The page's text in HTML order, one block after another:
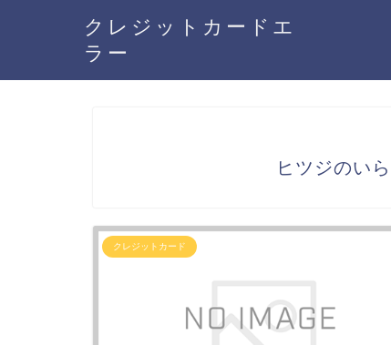
クレジットカードエ
ラー
ヒツジのい
クレジットカード